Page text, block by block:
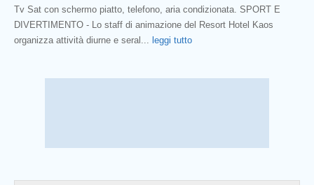
Tv Sat con schermo piatto, telefono, aria condizionata. SPORT E
DIVERTIMENTO - Lo staff di animazione del Resort Hotel Kaos
organizza attività diurne e seral
leggi tutto